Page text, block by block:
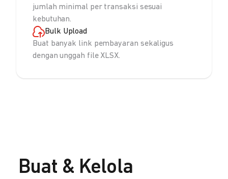
jumlah minimal per transaksi sesuai
kebutuhan.
Bulk Upload
Buat banyak link pembayaran sekaligus
dengan unggah file XLSX.
Buat & Kelola